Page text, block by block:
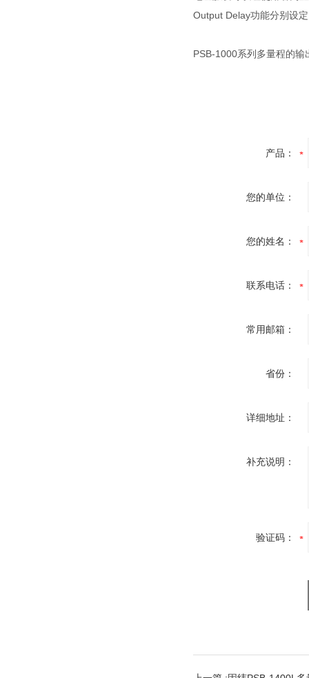
Output Delay功能分别设
PSB-1000系列多量程的
产品：
您的单位：
您的姓名：
联系电话：
常用邮箱：
省份：
详细地址：
补充说明：
验证码：